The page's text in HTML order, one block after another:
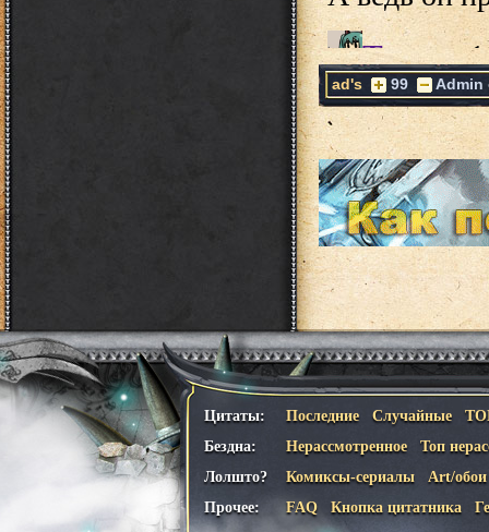
ad's 99 Admin
Цитаты: Последние Случайные
Бездна:
Нерассмотренное
Топ
Лолшто?
Комиксы-сериалы
Art/обои
Прочее:
FAQ Кнопка цитатника